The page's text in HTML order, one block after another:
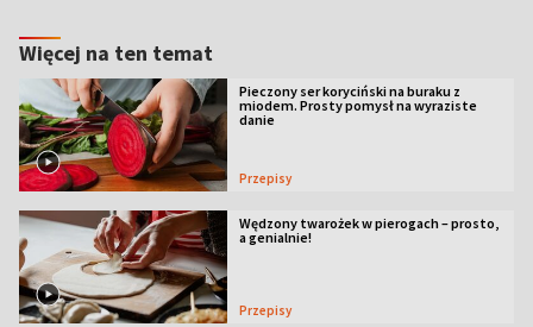
Więcej na ten temat
Pieczony ser koryciński na buraku z
miodem. Prosty pomysł na wyraziste
danie
Przepisy
Wędzony twarożek w pierogach – prosto,
a genialnie!
Przepisy